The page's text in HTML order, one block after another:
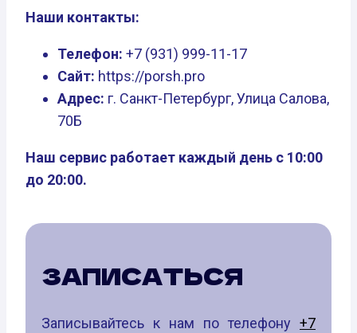
Наши контакты:
Телефон: +7 (931) 999-11-17
Сайт: https://porsh.pro
Адрес: г. Санкт-Петербург, Улица Салова,
70Б
Наш сервис работает каждый день с 10:00
до 20:00.
ЗАПИСАТЬСЯ
Записывайтесь к нам по телефону +7